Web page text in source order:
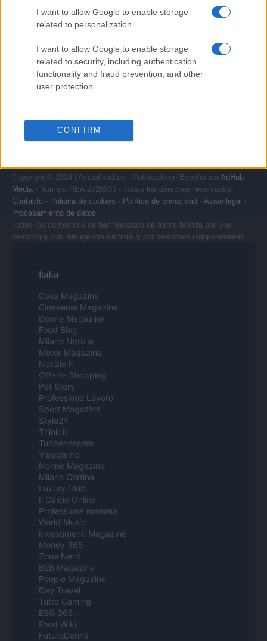
I want to allow Google to enable storage
related to personalization.
I want to allow Google to enable storage
related to security, including authentication
functionality and fraud prevention, and other
user protection.
CONFIRM
Últimas Noticias
Señala una noticia
Síguenos en Facebook
Actualidad.es es la gran fuente de información social. Actualidad,
televisión, crónica, deportes, gente, política y todas las noticias sobre
confidencial, escríbanos a
la retirada del material que atenta contra los derechos de terceros.
Copyright © 2024 | Actualidad.es - Publicado en España por AdHub
Media - Numero REA 2729933 - Todos los derechos reservados.
Contacto - Politica de cookies - Política de privacidad - Aviso legal -
Procesamiento de datos
Todos los contenidos se han realizado de forma híbrida por una
tecnología con Inteligencia Artificial y por creadores independientes
Italia
Casa Magazine
Cineverse Magazine
Donne Magazine
Food Blog
Milano Notizie
Motor Magazine
Notizie.it
Offerte Shopping
Pet Story
Professione Lavoro
Sport Magazine
Style24
Think.it
Tuobenessere
Viaggiamo
Nonne Magazine
Milano Cortina
Luxury Club
Il Calcio Online
Professione mamma
World Music
Investimenti Magazine
Money 365
Zona Nerd
B2B Magazine
People Magazine
Day Travel
Tutto Gaming
ESG 365
Food Wiki
FuturoDonna